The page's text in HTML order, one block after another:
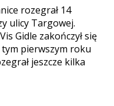
rozegrał 14
ulicy Targowej.
Gidle zakończył się
tym pierwszym roku
jeszcze kilka